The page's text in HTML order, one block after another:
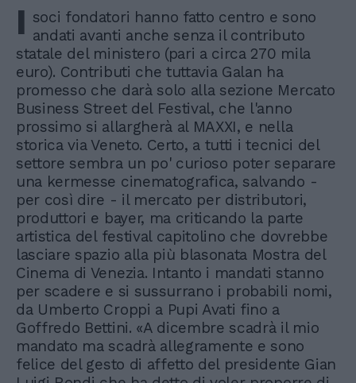
I soci fondatori hanno fatto centro e sono
andati avanti anche senza il contributo
statale del ministero (pari a circa 270 mila
euro). Contributi che tuttavia Galan ha
promesso che darà solo alla sezione Mercato
Business Street del Festival, che l'anno
prossimo si allargherà al MAXXI, e nella
storica via Veneto. Certo, a tutti i tecnici del
settore sembra un po' curioso poter separare
una kermesse cinematografica, salvando -
per così dire - il mercato per distributori,
produttori e bayer, ma criticando la parte
artistica del festival capitolino che dovrebbe
lasciare spazio alla più blasonata Mostra del
Cinema di Venezia. Intanto i mandati stanno
per scadere e si sussurrano i probabili nomi,
da Umberto Croppi a Pupi Avati fino a
Goffredo Bettini. «A dicembre scadrà il mio
mandato ma scadrà allegramente e sono
felice del gesto di affetto del presidente Gian